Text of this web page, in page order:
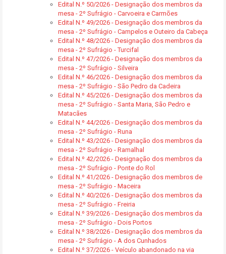
Edital N.º 50/2026 - Designação dos membros da
mesa - 2º Sufrágio - Carvoeira e Carmões
Edital N.º 49/2026 - Designação dos membros da
mesa - 2º Sufrágio - Campelos e Outeiro da Cabeça
Edital N.º 48/2026 - Designação dos membros da
mesa - 2º Sufrágio - Turcifal
Edital N.º 47/2026 - Designação dos membros da
mesa - 2º Sufrágio - Silveira
Edital N.º 46/2026 - Designação dos membros da
mesa - 2º Sufrágio - São Pedro da Cadeira
Edital N.º 45/2026 - Designação dos membros da
mesa - 2º Sufrágio - Santa Maria, São Pedro e
Matacães
Edital N.º 44/2026 - Designação dos membros da
mesa - 2º Sufrágio - Runa
Edital N.º 43/2026 - Designação dos membros da
mesa - 2º Sufrágio - Ramalhal
Edital N.º 42/2026 - Designação dos membros da
mesa - 2º Sufrágio - Ponte do Rol
Edital N.º 41/2026 - Designação dos membros de
mesa - 2º Sufrágio - Maceira
Edital N.º 40/2026 - Designação dos membros da
mesa - 2º Sufrágio - Freiria
Edital N.º 39/2026 - Designação dos membros da
mesa - 2º Sufrágio - Dois Portos
Edital N.º 38/2026 - Designação dos membros da
mesa - 2º Sufrágio - A dos Cunhados
Edital N.º 37/2026 - Veículo abandonado na via